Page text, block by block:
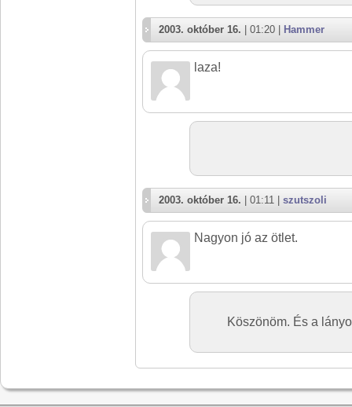
2003. október 16. | 01:20 | Hammer
laza!
2003. október 16. | 01:11 | szutszoli
Nagyon jó az ötlet.
Köszönöm. És a